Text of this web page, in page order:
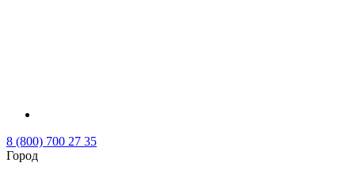
8 (800) 700 27 35
Город